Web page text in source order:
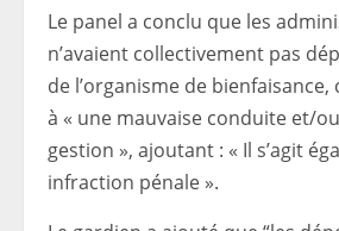
Le panel a conclu que les
n’avaient collectivement pas
de l’organisme de
à « une mauvaise conduite et/
gestion », ajoutant : « Il s’agit
infraction pénale ».